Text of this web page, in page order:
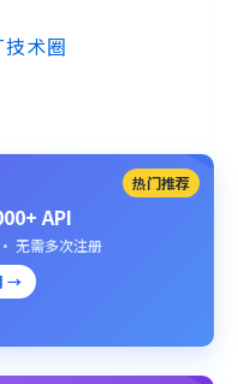
术圈
热门推荐
API
无需多次注册
→